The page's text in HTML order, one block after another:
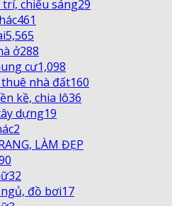
chiếu sáng29
461
5,565
ở288
cư1,098
nhà đất160
kề, chia lô36
dựng19
2
LÀM ĐẸP
32
đồ bơi17